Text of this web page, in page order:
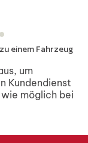
einem Fahrzeug
um
Kundendienst
möglich bei